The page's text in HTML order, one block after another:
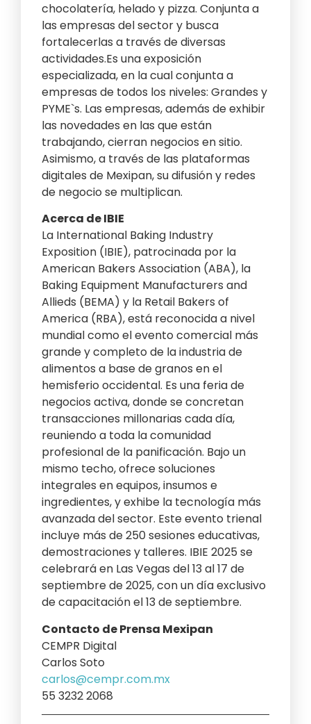
chocolatería, helado y pizza. Conjunta a
las empresas del sector y busca
fortalecerlas a través de diversas
actividades.Es una exposición
especializada, en la cual conjunta a
empresas de todos los niveles: Grandes y
PYME`s. Las empresas, además de exhibir
las novedades en las que están
trabajando, cierran negocios en sitio.
Asimismo, a través de las plataformas
digitales de Mexipan, su difusión y redes
de negocio se multiplican.
Acerca de IBIE
La International Baking Industry
Exposition (IBIE), patrocinada por la
American Bakers Association (ABA), la
Baking Equipment Manufacturers and
Allieds (BEMA) y la Retail Bakers of
America (RBA), está reconocida a nivel
mundial como el evento comercial más
grande y completo de la industria de
alimentos a base de granos en el
hemisferio occidental. Es una feria de
negocios activa, donde se concretan
transacciones millonarias cada día,
reuniendo a toda la comunidad
profesional de la panificación. Bajo un
mismo techo, ofrece soluciones
integrales en equipos, insumos e
ingredientes, y exhibe la tecnología más
avanzada del sector. Este evento trienal
incluye más de 250 sesiones educativas,
demostraciones y talleres. IBIE 2025 se
celebrará en Las Vegas del 13 al 17 de
septiembre de 2025, con un día exclusivo
de capacitación el 13 de septiembre.
Contacto de Prensa Mexipan
CEMPR Digital
Carlos Soto
carlos@cempr.com.mx
55 3232 2068